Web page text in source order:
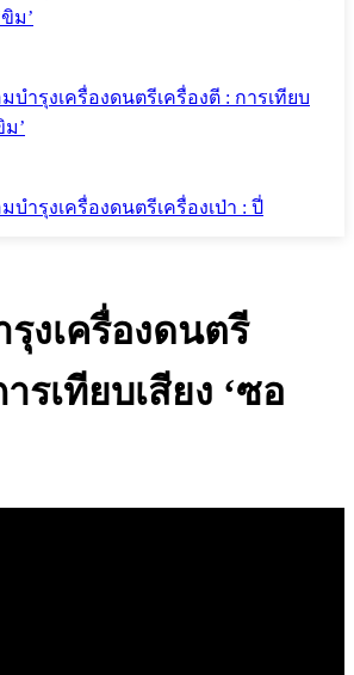
ม’
บำรุงเครื่องดนตรีเครื่องตี : การเทียบ
ม’
บำรุงเครื่องดนตรีเครื่องเป่า : ปี่
งเครื่องดนตรี
รเทียบเสียง ‘ซอ